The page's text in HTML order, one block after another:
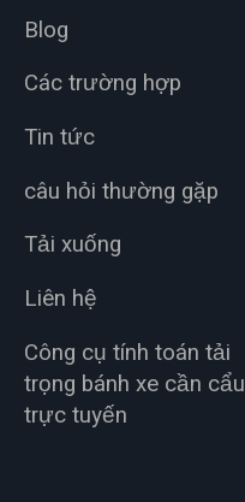
Blog
Các trường hợp
Tin tức
câu hỏi thường gặp
Tải xuống
Liên hệ
Công cụ tính toán tải
trọng bánh xe cần cẩu
trực tuyến